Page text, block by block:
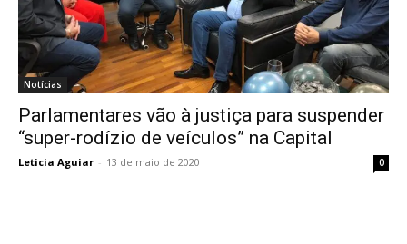
Notícias
Parlamentares vão à justiça para suspender
“super-rodízio de veículos” na Capital
Leticia Aguiar - 13 de maio de 2020 0